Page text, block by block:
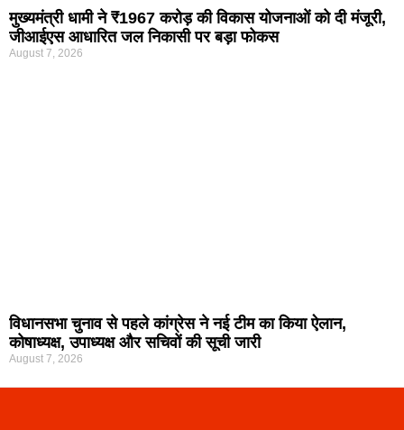
मुख्यमंत्री धामी ने ₹1967 करोड़ की विकास योजनाओं को दी मंजूरी,
जीआईएस आधारित जल निकासी पर बड़ा फोकस
August 7, 2026
विधानसभा चुनाव से पहले कांग्रेस ने नई टीम का किया ऐलान,
कोषाध्यक्ष, उपाध्यक्ष और सचिवों की सूची जारी
August 7, 2026